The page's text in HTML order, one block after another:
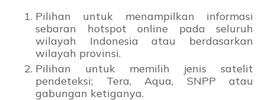
Pilihan untuk menampilkan informasi
sebaran hotspot online pada seluruh
wilayah Indonesia atau berdasarkan
wilayah provinsi.
Pilihan untuk memilih jenis satelit
pendeteksi; Tera, Aqua, SNPP atau
gabungan ketiganya.